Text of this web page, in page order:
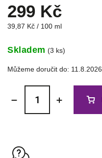
299 Kč
39,87 Kč / 100 ml
Skladem (3 ks)
Můžeme doručit do: 11.8.2026